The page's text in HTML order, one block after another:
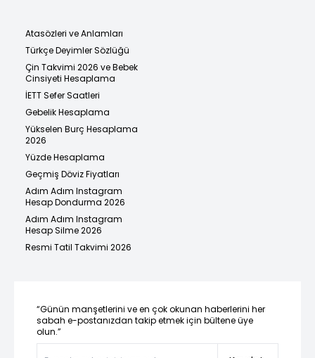
Atasözleri ve Anlamları
Türkçe Deyimler Sözlüğü
Çin Takvimi 2026 ve Bebek
Cinsiyeti Hesaplama
İETT Sefer Saatleri
Gebelik Hesaplama
Yükselen Burç Hesaplama
2026
Yüzde Hesaplama
Geçmiş Döviz Fiyatları
Adım Adım Instagram
Hesap Dondurma 2026
Adım Adım Instagram
Hesap Silme 2026
Resmi Tatil Takvimi 2026
“Günün manşetlerini ve en çok okunan haberlerini her
sabah e-postanızdan takip etmek için bültene üye
olun.”